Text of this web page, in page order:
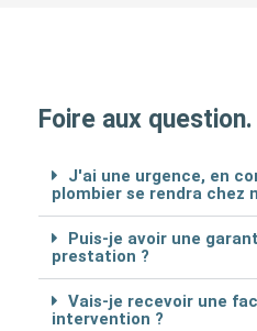
Foire aux question.
J'ai une urgence, en
plombier se rendra chez
Puis-je avoir une
prestation ?
Vais-je recevoir une
intervention ?